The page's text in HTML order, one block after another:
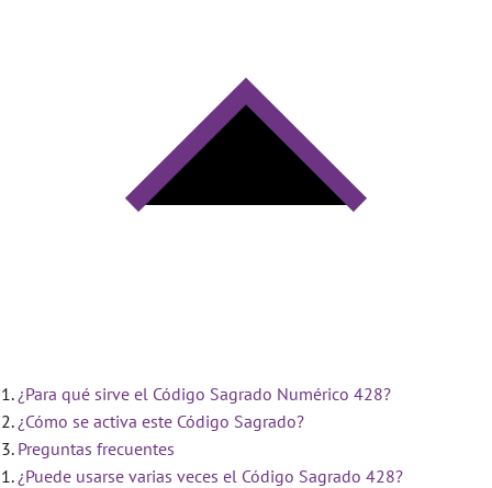
¿Para qué sirve el Código Sagrado Numérico 428?
¿Cómo se activa este Código Sagrado?
Preguntas frecuentes
¿Puede usarse varias veces el Código Sagrado 428?